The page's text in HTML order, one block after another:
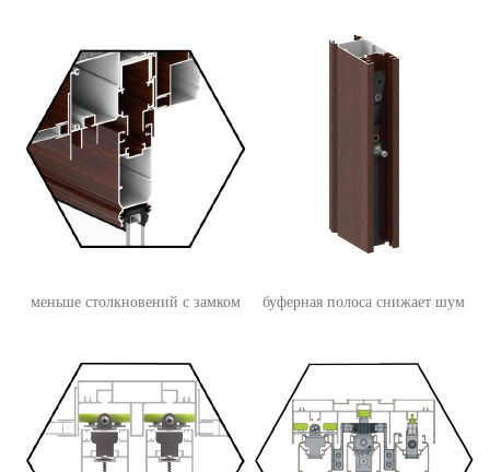
меньше столкновений с замком буферная полоса снижает шум